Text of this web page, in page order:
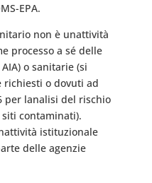
EPA.
non è unattività
processo a sé delle
o sanitarie (si
richiesti o dovuti ad
lanalisi del rischio
contaminati).
istituzionale
delle agenzie